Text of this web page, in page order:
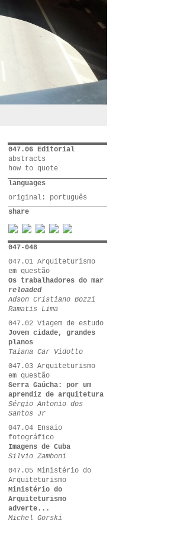
047.06 Editorial
abstracts
how to quote
languages
original: português
share
047-048
047.01 Arquiteturismo
em questão
Os trabalhadores do mar
reloaded
Adson Cristiano Bozzi
Ramatis Lima
047.02 Viagem de estudo
Jovem cidade, grandes
planos
Taiana Car Vidotto
047.03 Arquiteturismo
em questão
Serra Gaúcha: por um
aprendiz de arquitetura
Sérgio Antonio dos
Santos Jr
047.04 Ensaio
fotográfico
Imagens de Cuba
Silvio Zamboni
047.05 Ministério do
Arquiteturismo
Ministério do
Arquiteturismo
adverte...
Michel Gorski